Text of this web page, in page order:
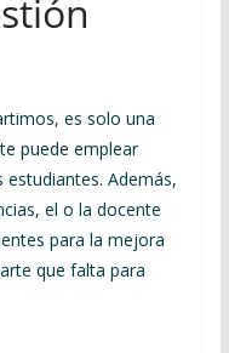
es solo una
puede emplear
estudiantes. Además,
el o la docente
para la mejora
que falta para